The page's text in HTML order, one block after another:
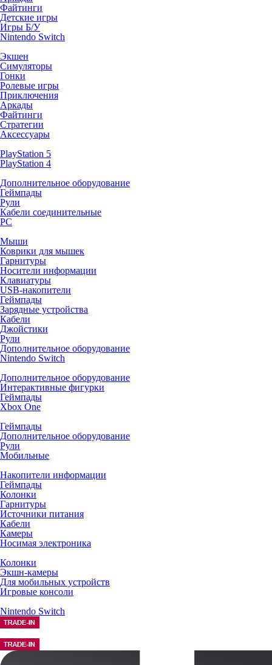
Файтинги
Детские игры
Игры Б/У
Nintendo Switch
Экшен
Симуляторы
Гонки
Ролевые игры
Приключения
Аркады
Файтинги
Стратегии
Аксессуары
PlayStation 5
PlayStation 4
Дополнительное оборудование
Геймпады
Рули
Кабели соединительные
PC
Мыши
Коврики для мышек
Гарнитуры
Носители информации
Клавиатуры
USB-накопители
Геймпады
Зарядные устройства
Кабели
Джойстики
Рули
Дополнительное оборудование
Nintendo Switch
Дополнительное оборудование
Интерактивные фигурки
Геймпады
Xbox One
Геймпады
Дополнительное оборудование
Рули
Мобильные
Накопители информации
Геймпады
Колонки
Гарнитуры
Источники питания
Кабели
Камеры
Носимая электроника
Колонки
Экшн-камеры
Для мобильных устройств
Игровые консоли
Nintendo Switch